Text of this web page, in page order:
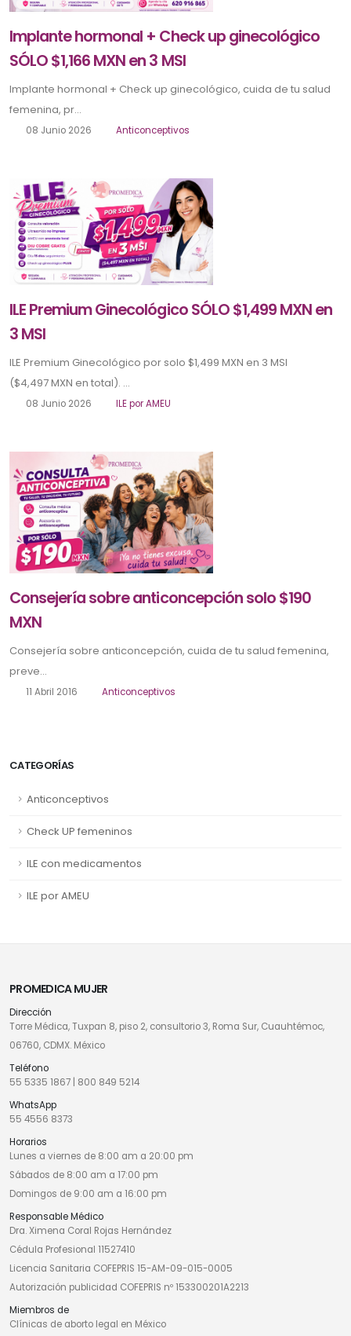
CATEGORÍAS
Anticonceptivos
Check UP femeninos
ILE con medicamentos
ILE por AMEU
Implante hormonal + Check up ginecológico
SÓLO $1,166 MXN en 3 MSI
Implante hormonal + Check up ginecológico, cuida de tu salud
femenina, pr...
08 Junio 2026 Anticonceptivos
ILE Premium Ginecológico SÓLO $1,499 MXN en
3 MSI
ILE Premium Ginecológico por solo $1,499 MXN en 3 MSI
($4,497 MXN en total). ...
08 Junio 2026 ILE por AMEU
Consejería sobre anticoncepción solo $190
MXN
Consejería sobre anticoncepción, cuida de tu salud femenina,
preve...
11 Abril 2016 Anticonceptivos
PROMEDICA MUJER
Dirección
Torre Médica, Tuxpan 8, piso 2, consultorio 3, Roma Sur, Cuauhtémoc,
06760, CDMX. México
Teléfono
55 5335 1867
800 849 5214
WhatsApp
55 4556 8373
Horarios
Lunes a viernes de 8:00 am a 20:00 pm
Sábados de 8:00 am a 17:00 pm
Domingos de 9:00 am a 16:00 pm
Responsable Médico
Dra. Ximena Coral Rojas Hernández
Cédula Profesional 11527410
Licencia Sanitaria COFEPRIS 15-AM-09-015-0005
Autorización publicidad COFEPRIS nº 153300201A2213
Miembros de
Clínicas de aborto legal en México